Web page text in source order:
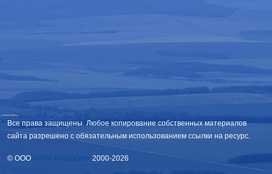
Все права защищены. Любое копирование собственных материалов
сайта разрешено с обязательным использованием ссылки на ресурс.
© OOO «НПК Катарсис» 2000-2026